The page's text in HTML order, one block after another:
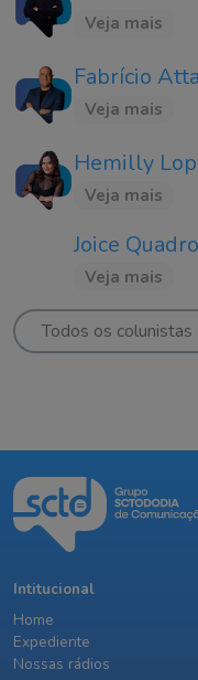
Veja mais
Fabrício
Veja mais
Hemilly
Veja mais
Joice
Veja mais
Todos os colunistas
Intitucional
Home
Expediente
Nossas rádios